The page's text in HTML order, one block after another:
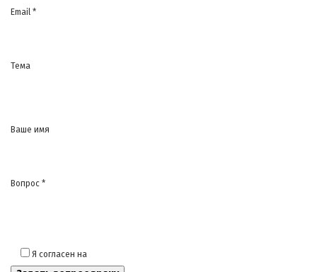
Email *
Тема
Ваше имя
Вопрос *
Я согласен на